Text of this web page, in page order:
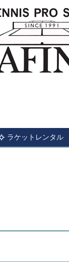
ラケットレンタル